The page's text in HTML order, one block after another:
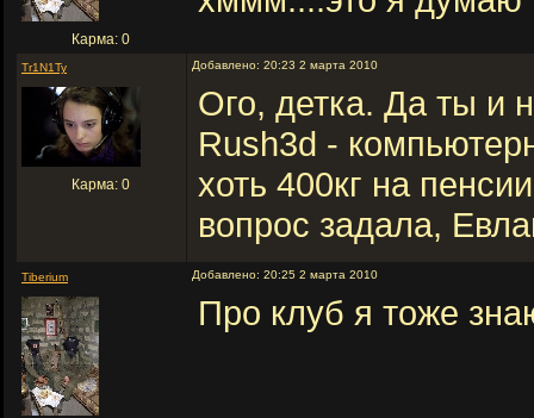
Карма: 0
Tr1N1Ty
Карма: 0
Добавлено: 20:23 2 марта 2010
Ого, детка. Да ты и
Rush3d -
хоть 400кг на
вопрос задала,
Tiberium Добавлено: 20:25 2 марта 2010
Про клуб я тоже